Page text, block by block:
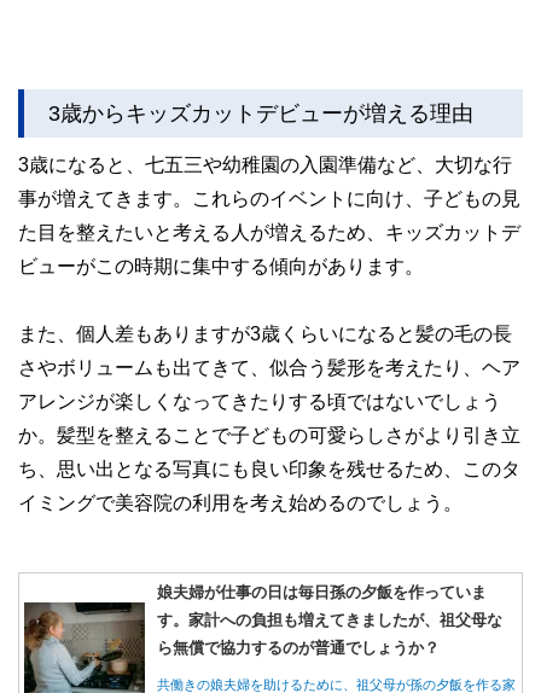
3歳からキッズカットデビューが増える理由
3歳になると、七五三や幼稚園の入園準備など、大切な行
事が増えてきます。これらのイベントに向け、子どもの見
た目を整えたいと考える人が増えるため、キッズカットデ
ビューがこの時期に集中する傾向があります。
また、個人差もありますが3歳くらいになると髪の毛の長
さやボリュームも出てきて、似合う髪形を考えたり、ヘア
アレンジが楽しくなってきたりする頃ではないでしょう
か。髪型を整えることで子どもの可愛らしさがより引き立
ち、思い出となる写真にも良い印象を残せるため、このタ
イミングで美容院の利用を考え始めるのでしょう。
娘夫婦が仕事の日は毎日孫の夕飯を作っていま
す。家計への負担も増えてきましたが、祖父母な
ら無償で協力するのが普通でしょうか？
共働きの娘夫婦を助けるために、祖父母が孫の夕飯を作る家